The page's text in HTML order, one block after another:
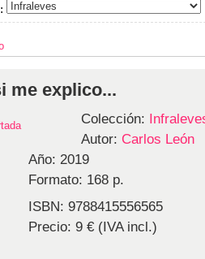
me explico...
Colección:
Autor: Carlos León
Año: 2019
Formato: 168 p.
ISBN: 9788415556565
Precio: 9 € (IVA incl.)